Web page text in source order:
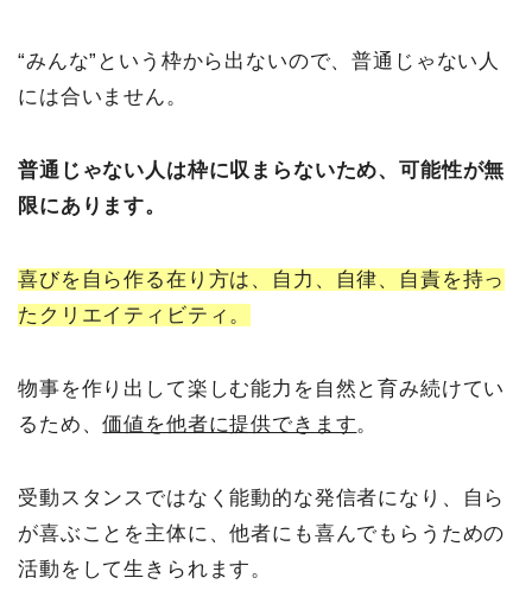
“みんな”という枠から出ないので、普通じゃない人
には合いません。
普通じゃない人は枠に収まらないため、可能性が無
限にあります。
喜びを自ら作る在り方は、自力、自律、自責を持っ
たクリエイティビティ。
物事を作り出して楽しむ能力を自然と育み続けてい
るため、価値を他者に提供できます。
受動スタンスではなく能動的な発信者になり、自ら
が喜ぶことを主体に、他者にも喜んでもらうための
活動をして生きられます。